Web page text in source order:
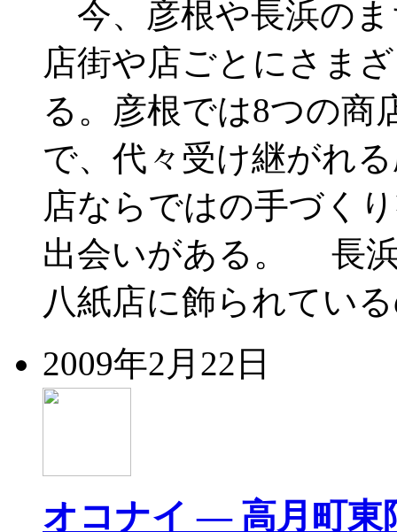
今、彦根や長浜の
店街や店ごとにさま
る。彦根では8つの商
で、代々受け継がれ
店ならではの手づく
出会いがある。 長浜
八紙店に飾られてい
2009年2月22日
オコナイ — 高月町東